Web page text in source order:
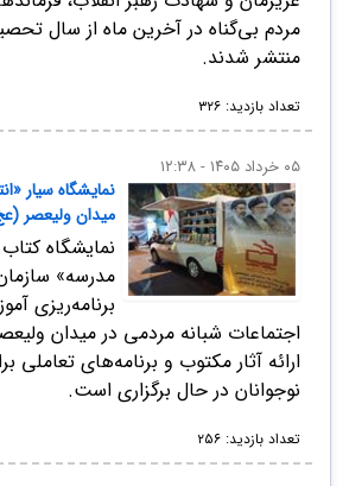
منتشر شدند.
تعداد بازدید: ۳۲۶
۰۵ خرداد ۱۴۰۵ - ۱۲:۳۸
نمایشگاه سیار
میدان ولیعصر
نمایشگاه
مدرسه»
برنامه‌ریزی
اجتماعات شبانه مردمی در میدان
ارائه آثار مکتوب و برنامه‌های تعاملی
نوجوانان در حال برگزاری است.
تعداد بازدید: ۲۵۶